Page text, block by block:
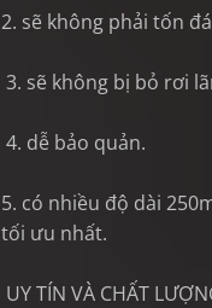
2. sẽ không phải tốn
3. sẽ không bị bỏ rơi
4. dễ bảo quản.
5. có nhiều độ dài
tối ưu nhất.
UY TÍN VÀ CHẤT